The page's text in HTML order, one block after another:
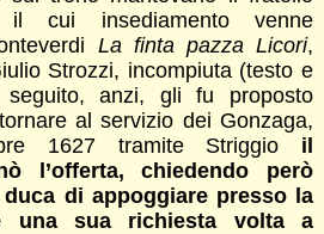
cui insediamento venne
La finta pazza Licori,
Strozzi, incompiuta (testo e
anzi, gli fu proposto
al servizio dei Gonzaga,
1627 tramite Striggio il
l’offerta, chiedendo però
di appoggiare presso la
una sua richiesta volta a